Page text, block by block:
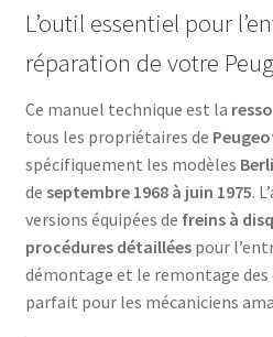
L’outil essentiel pour
réparation de votre
Ce manuel technique est la
tous les propriétaires de
spécifiquement les modèles
de septembre 1968 à juin 1975.
versions équipées de freins à
procédures détailléespour
démontage et le remontage des
parfait pour les mécaniciens